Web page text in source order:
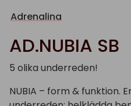
Adrenalina
AD.NUBIA SB
5 olika underreden!
NUBIA – form & funktion.